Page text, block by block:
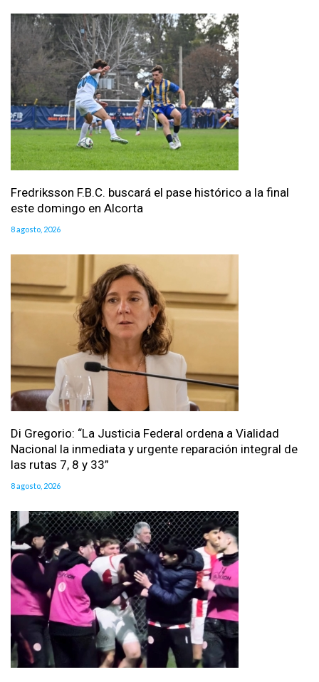
Fredriksson F.B.C. buscará el pase histórico a la final
este domingo en Alcorta
8 agosto, 2026
Di Gregorio: “La Justicia Federal ordena a Vialidad
Nacional la inmediata y urgente reparación integral de
las rutas 7, 8 y 33”
8 agosto, 2026